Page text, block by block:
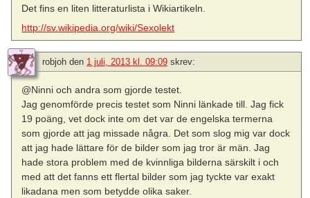
Det fins en liten litteraturlista i Wikiartikeln.
http://sv.wikipedia.org/wiki/Sexolekt
robjoh den 1 juli, 2013 kl. 09:09 skrev:
@Ninni och andra som gjorde testet.
Jag genomförde precis testet som Ninni länkade till. Jag fick
19 poäng, vet dock inte om det var de engelska termerna
som gjorde att jag missade några. Det som slog mig var dock
att jag hade lättare för de bilder som jag tror är män. Jag
hade stora problem med de kvinnliga bilderna särskilt i och
med att det fanns ett flertal bilder som jag tyckte var exakt
likadana men som betydde olika saker.